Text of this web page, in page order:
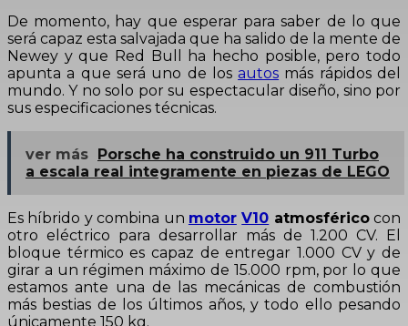
De momento, hay que esperar para saber de lo que
será capaz esta salvajada que ha salido de la mente de
Newey y que Red Bull ha hecho posible, pero todo
apunta a que será uno de losautos más rápidos del
mundo. Y no solo por su espectacular diseño, sino por
sus especificaciones técnicas.
ver más
Porsche ha construido un 911 Turbo
a escala real integramente en piezas de LEGO
Es híbrido y combina un motor V10 atmosféricocon
otro eléctrico para desarrollar más de 1.200 CV. El
bloque térmico es capaz de entregar 1.000 CV y de
girar a un régimen máximo de 15.000 rpm, por lo que
estamos ante una de las mecánicas de combustión
más bestias de los últimos años, y todo ello pesando
únicamente 150 kg.